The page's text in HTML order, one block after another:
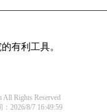
有利工具。
All Rights Reserved
2026/8/7 16:49:59